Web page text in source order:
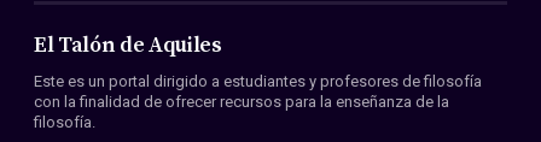
Acerca de nosotros
Miembros
Convenios
El Talón de Aquiles
Este es un portal dirigido a estudiantes y profesores de filosofía
con la finalidad de ofrecer recursos para la enseñanza de la
filosofía.